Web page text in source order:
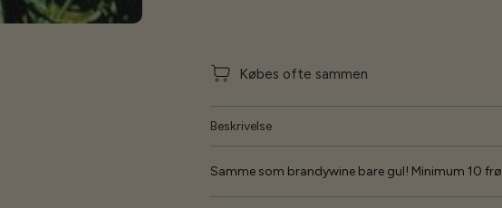
Købes ofte sammen
Beskrivelse
Samme som brandywine bare gul! Minimum 10 frø